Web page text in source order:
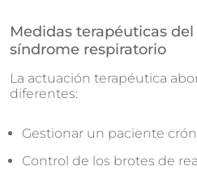
Medidas terapéuticas
síndrome respiratorio
La actuación terapéutica
diferentes:
Gestionar un paciente
Control de los brotes de